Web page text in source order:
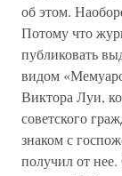
об этом.
Потому что
публиковать
видом
Виктора Луи,
советского
знаком с
получил от